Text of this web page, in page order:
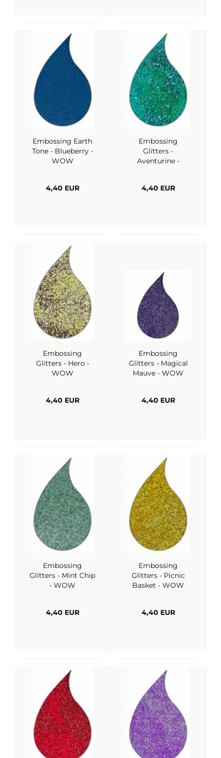
Embossing Earth
Tone - Blueberry -
WOW
4,40 EUR
Embossing
Glitters -
Aventurine -
4,40 EUR
Embossing
Glitters - Hero -
WOW
4,40 EUR
Embossing
Glitters - Magical
Mauve - WOW
4,40 EUR
Embossing
Glitters - Mint Chip
- WOW
4,40 EUR
Embossing
Glitters - Picnic
Basket - WOW
4,40 EUR